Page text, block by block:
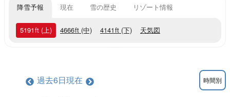
降雪予報 現在 雪の歴史 リゾート情報
5191ft (上) 4666ft (中) 4141ft (下) 天気図
過去6日現在 時間別